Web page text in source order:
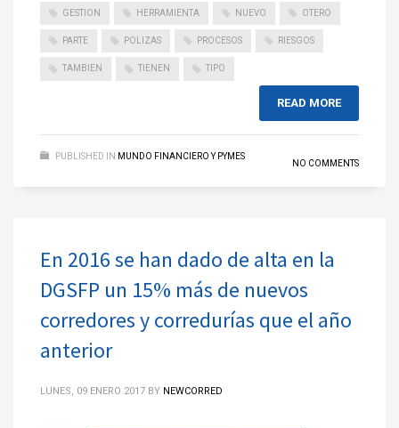
GESTION HERRAMIENTA NUEVO OTERO
PARTE POLIZAS PROCESOS RIESGOS
TAMBIEN TIENEN TIPO
READ MORE
PUBLISHED IN MUNDO FINANCIERO Y PYMES
NO COMMENTS
En 2016 se han dado de alta en la
DGSFP un 15% más de nuevos
corredores y corredurías que el año
anterior
LUNES, 09 ENERO 2017 BY NEWCORRED